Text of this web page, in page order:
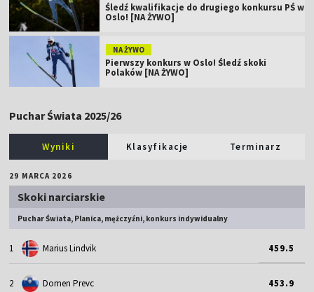
Śledź kwalifikacje do drugiego konkursu PŚ w
Oslo! [NA ŻYWO]
NA ŻYWO
Pierwszy konkurs w Oslo! Śledź skoki
Polaków [NA ŻYWO]
Puchar Świata 2025/26
Wyniki Klasyfikacje Terminarz
29 MARCA 2026
Skoki narciarskie
Puchar Świata, Planica, mężczyźni, konkurs indywidualny
1 Marius Lindvik 459.5
2 Domen Prevc 453.9